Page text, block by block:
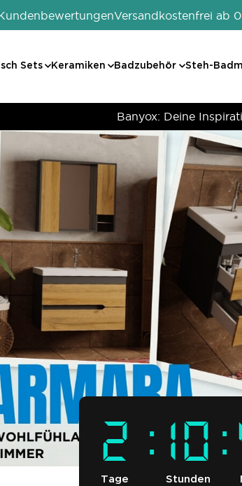
Versandkostenfrei ab 0
Sets Keramiken Badzubehör Steh-
Banyox: Deine
2
Tage
10
Stunden